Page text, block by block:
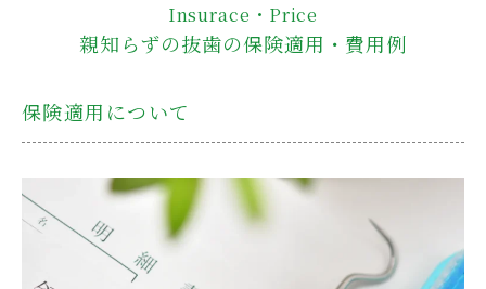
Insurace・Price
親知らずの抜歯の保険適用・費用例
保険適用について